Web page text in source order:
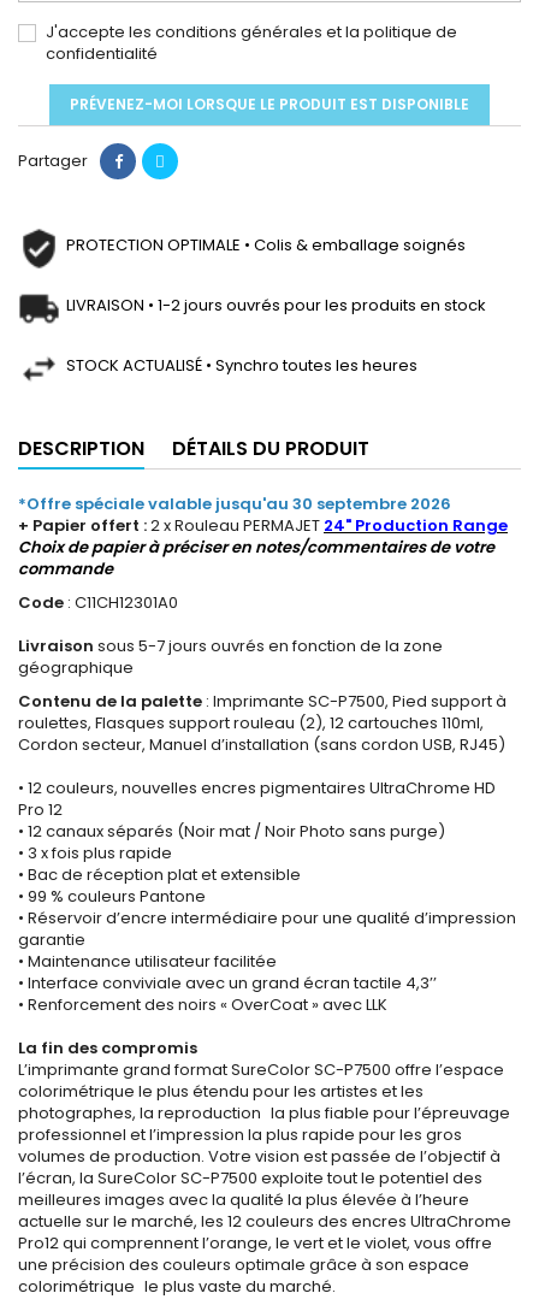
J'accepte les conditions générales et la politique de
confidentialité
PRÉVENEZ-MOI LORSQUE LE PRODUIT EST DISPONIBLE
Partager
PROTECTION OPTIMALE • Colis & emballage soignés
LIVRAISON • 1-2 jours ouvrés pour les produits en stock
STOCK ACTUALISÉ • Synchro toutes les heures
DESCRIPTION DÉTAILS DU PRODUIT
*Offre spéciale valable jusqu'au 30 septembre 2026
+ Papier offert :2 x Rouleau PERMAJET 24" Production Range
Choix de papier à préciser en notes/commentaires de votre
commande
Code : C11CH12301A0
Livraison sous 5-7 jours ouvrés en fonction de la zone
géographique
Contenu de la palette : Imprimante SC-P7500, Pied support à
roulettes, Flasques support rouleau (2), 12 cartouches 110ml,
Cordon secteur, Manuel d’installation (sans cordon USB, RJ45)
• 12 couleurs, nouvelles encres pigmentaires UltraChrome HD
Pro 12
• 12 canaux séparés (Noir mat / Noir Photo sans purge)
• 3 x fois plus rapide
• Bac de réception plat et extensible
• 99 % couleurs Pantone
• Réservoir d’encre intermédiaire pour une qualité d’impression
garantie
• Maintenance utilisateur facilitée
• Interface conviviale avec un grand écran tactile 4,3’’
• Renforcement des noirs « OverCoat » avec LLK
La fin des compromis
L’imprimante grand format SureColor SC-P7500 offre l’espace
colorimétrique le plus étendu pour les artistes et les
photographes, la reproduction la plus fiable pour l’épreuvage
professionnel et l’impression la plus rapide pour les gros
volumes de production. Votre vision est passée de l’objectif à
l’écran, la SureColor SC-P7500 exploite tout le potentiel des
meilleures images avec la qualité la plus élevée à l’heure
actuelle sur le marché, les 12 couleurs des encres UltraChrome
Pro12 qui comprennent l’orange, le vert et le violet, vous offre
une précision des couleurs optimale grâce à son espace
colorimétrique le plus vaste du marché.